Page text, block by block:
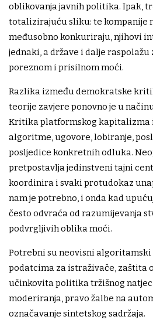
oblikovanja javnih politika. Ipak,
totalizirajuću sliku: te kompanije
međusobno konkuriraju, njihovi
jednaki, a države i dalje raspolažu
poreznom i prisilnom moći.
Razlika između demokratske
teorije zavjere ponovno je u
Kritika platformskog kapitalizma
algoritme, ugovore, lobiranje,
posljedice konkretnih odluka.
pretpostavlja jedinstveni tajni
koordinira i svaki protudokaz
nam je potrebno, i onda kad
često odvraća od razumijevanja
podvrgljivih oblika moći.
Potrebni su neovisni algoritamski
podatcima za istraživače, zaštita
učinkovita politika tržišnog
moderiranja, pravo žalbe na
označavanje sintetskog sadržaja.